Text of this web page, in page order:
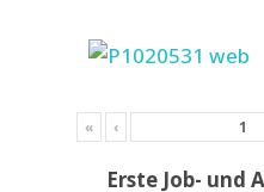
« ‹
Erste Job- und